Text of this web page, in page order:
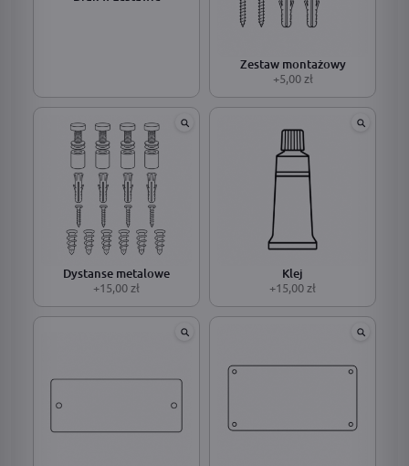
Zestaw montażowy
+5,00 zł
Dystanse metalowe
+15,00 zł
Klej
+15,00 zł